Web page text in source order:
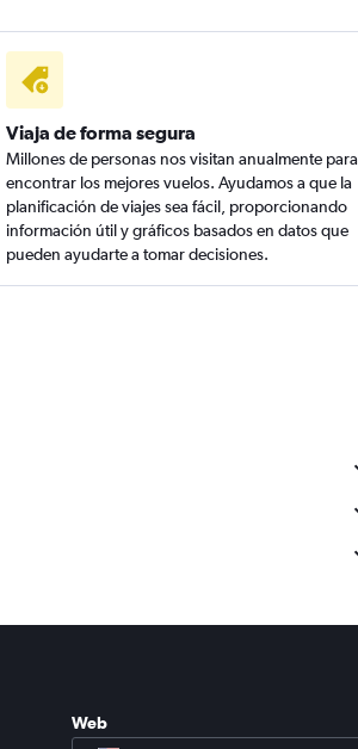
Viaja de forma segura
Millones de personas nos visitan anualmente para
encontrar los mejores vuelos. Ayudamos a que la
planificación de viajes sea fácil, proporcionando
información útil y gráficos basados en datos que
pueden ayudarte a tomar decisiones.
Web